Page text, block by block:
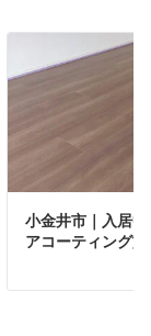
小金井市｜入居
アコーティング